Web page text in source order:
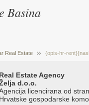
Basina
Real Estate {opis-hr-
hr-prodaja}{naslov-hr}{/opis-
hr-glavna}{naslov-hr}{/tekst-hr-
Real Estate Agency
d.o.o.
licencirana od
Hrvatske gospodarske